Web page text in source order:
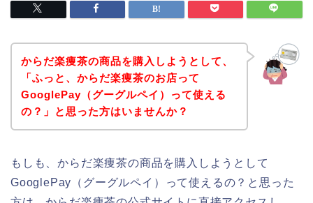
からだ楽痩茶の商品を購入しようとして、
「ふっと、からだ楽痩茶のお店って
GooglePay（グーグルペイ）って使える
の？」と思った方はいませんか？
もしも、からだ楽痩茶の商品を購入しようとして
GooglePay（グーグルペイ）って使えるの？と思った